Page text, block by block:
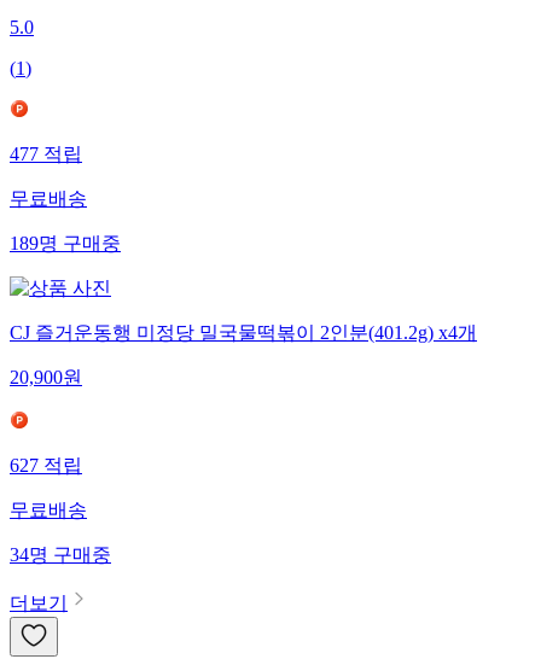
5.0
(1)
477적립
무료배송
189명구매중
CJ 즐거운동행 미정당 밀국물떡볶이 2인분(401.2g) x4개
20,900원
627적립
무료배송
34명구매중
더보기